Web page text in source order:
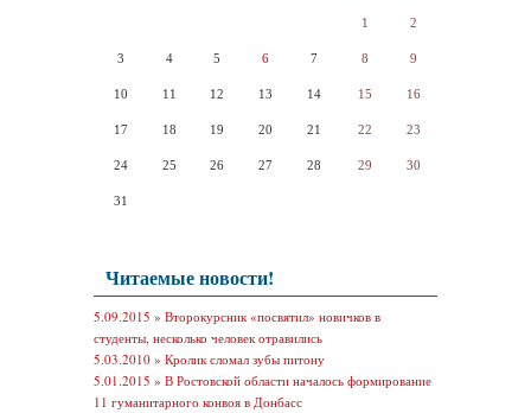
1 2
3 4 5 6 7 8 9
10 11 12 13 14 15 16
17 18 19 20 21 22 23
24 25 26 27 28 29 30
31
Читаемые новости!
5.09.2015 » Второкурсник «посвятил» новичков в
студенты, несколько человек отравились
5.03.2010 » Кролик сломал зубы питону
5.01.2015 » В Ростовской области началось формирование
11 гуманитарного конвоя в Донбасс